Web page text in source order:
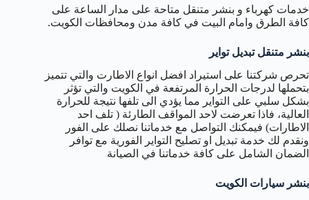
خدمات كهرباء و بنشر متنقل متاحة على مدار الساعة على
كافة الطرق وامام البيت في كافة مدن ومحافظات الكويت.
بنشر متنقل تبديل تواير
تحرص شركتنا على استيراد افضل انواع الاطارت والتي تتميز
بتحملها لدرجات الحرارة المرتفعة في الكويت والتي تؤثر
بشكل سلبي على التواير مما يؤدي الى تلفها نتيجة للحرارة
العالية، فاذا تعرضت لاحد المواقف الطارئة ( تلف احد
الاطارات) فيمكنك التواصل مع خدماتنا نصلك على الفور
ونقدم لك خدمة تبديل او تصليح التواير الفورية مع توافر
الضمان الشامل على كافة خدماتنا في الصيانة
بنشر سيارات الكويت